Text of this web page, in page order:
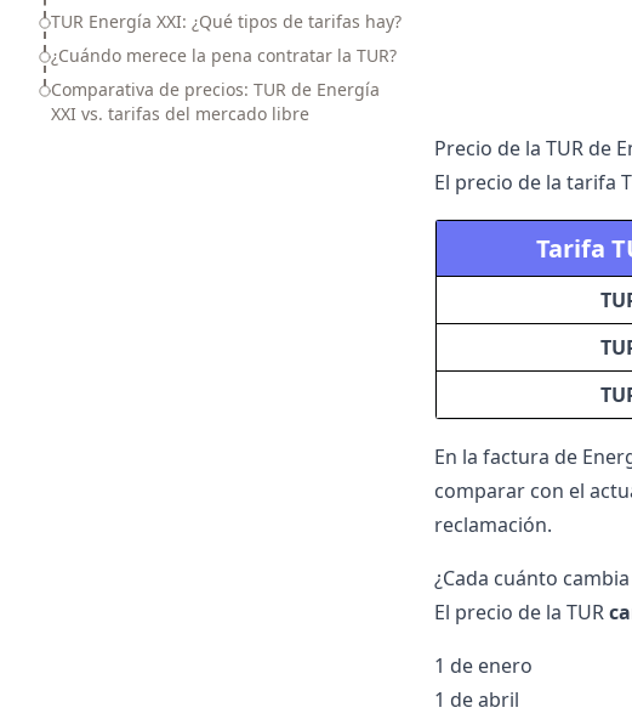
TUR Energía XXI: ¿Qué tipos de tarifas hay?
¿Cuándo merece la pena contratar la TUR?
Comparativa de precios: TUR de Energía
XXI vs. tarifas del mercado libre
Precio de la TUR de
El precio de la tarifa
Tarifa
En la factura de
comparar con el
reclamación.
¿Cada cuánto
El precio de la TUR
1 de enero
1 de abril